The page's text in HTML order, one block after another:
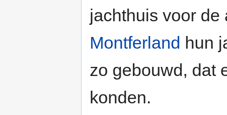
jachthuis voor
Montferland hun
zo gebouwd, dat
konden.